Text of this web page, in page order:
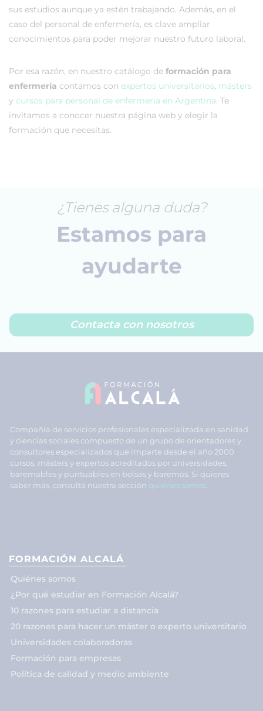
sus estudios aunque ya estén trabajando. Además, en el
caso del personal de enfermería, es clave ampliar
conocimientos para poder mejorar nuestro futuro laboral.
Por esa razón, en nuestro catálogo de formación para
enfermería contamos con expertos universitarios, másters
y cursos para personal de enfermería en Argentina. Te
invitamos a conocer nuestra página web y elegir la
formación que necesitas.
¿Tienes alguna duda?
Estamos para
ayudarte
Contacta con nosotros
Compañía de servicios profesionales especializada en sanidad
y ciencias sociales compuesto de un grupo de orientadores y
consultores especializados que imparte desde el año 2000
cursos, másters y expertos acreditados por universidades,
baremables y puntuables en bolsas y baremos. Si quieres
saber más, consulta nuestra sección quiénes somos
FORMACIÓN ALCALÁ
Quiénes somos
¿Por qué estudiar en Formación Alcalá?
10 razones para estudiar a distancia
20 razones para hacer un máster o experto universitario
Universidades colaboradoras
Formación para empresas
Política de calidad y medio ambiente